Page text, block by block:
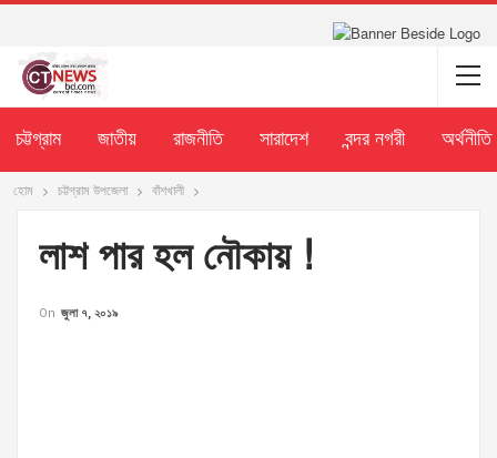
চট্টগ্রাম জাতীয় রাজনীতি সারাদেশ বন্দর নগরী অর্থনীতি
হোম চট্টগ্রাম উপজেলা বাঁশখালী
লাশ পার হল নৌকায় !
On জুলা ৭, ২০১৯